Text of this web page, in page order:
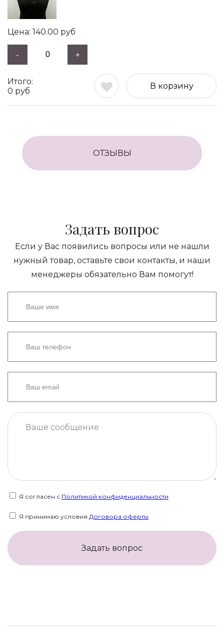
140.00 руб
- +
0 руб
В корзину
ОТЗЫВЫ
Задать вопрос
Если у Вас появились вопросы или не нашли
нужный товар, оставьте свои контакты, и наши
менеджеры обязательно Вам помогут!
Я согласен с Политикой конфиденциальности
Я принимаю условия Договора оферты
Задать вопрос